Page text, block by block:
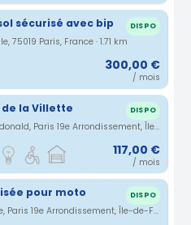
sécurisé avec bip DISPO
75019 Paris, France · 1.71 km
300,00 €
/ mois
la Villette DISPO
101 Boulevard Macdonald, Paris 19e Arrondissement, Île-de-France, France · 1.73 km
117,00 €
/ mois
pour moto DISPO
17 Rue de l'Argonne, Paris 19e Arrondissement, Île-de-France, France · 1.79 km